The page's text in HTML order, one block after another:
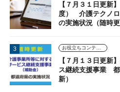
【７月３１日更新
度） 介護テクノ
の実施状況（随時更
お役立ちコンテンツ
【７月１３日更新
ス継続支援事業 都
新）